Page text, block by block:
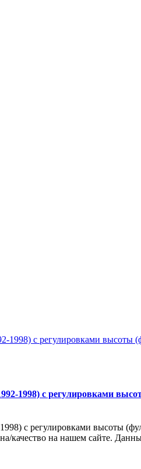
1998) с регулировками
с регулировками высоты
на нашем сайте.